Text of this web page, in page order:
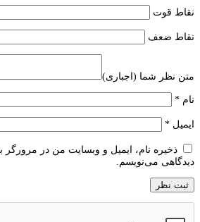
نقاط قوت
نقاط ضعف
متن نظر شما (اجباری)
نام *
ایمیل *
ذخیره نام، ایمیل و وبسایت من در مرورگر
دیدگاهی می‌نویسم.